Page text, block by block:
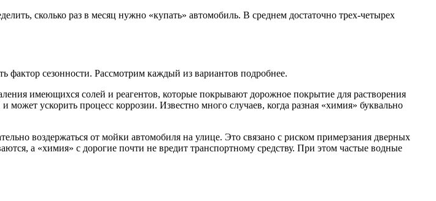
сколько раз в месяц нужно «купать» автомобиль. В среднем достаточно трех-четырех
сезонности. Рассмотрим каждый из вариантов подробнее.
имеющихся солей и реагентов, которые покрывают дорожное покрытие для растворения
ускорить процесс коррозии. Известно много случаев, когда разная «химия» буквально
воздержаться от мойки автомобиля на улице. Это связано с риском примерзания дверных
а «химия» с дорогие почти не вредит транспортному средству. При этом частые водные